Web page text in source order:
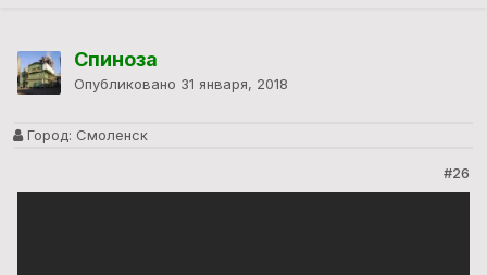
Спиноза
Опубликовано 31 января, 2018
Город: Смоленск
#26